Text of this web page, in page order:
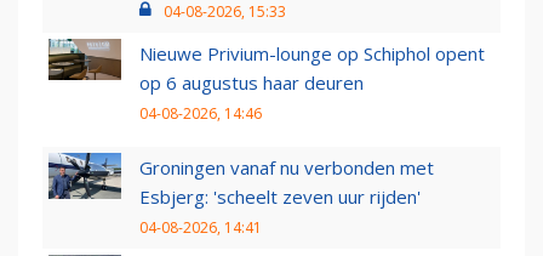
04-08-2026, 15:33
Nieuwe Privium-lounge op Schiphol opent
op 6 augustus haar deuren
04-08-2026, 14:46
Groningen vanaf nu verbonden met
Esbjerg: 'scheelt zeven uur rijden'
04-08-2026, 14:41